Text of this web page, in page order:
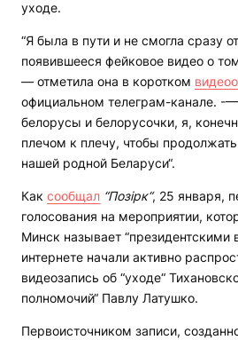
уходе.
“Я была в пути и не смогла сразу
появившееся фейковое видео о
— отметила она в коротком
официальном телеграм-канале. -
белорусы и белорусочки, я,
плечом к плечу, чтобы
нашей родной Беларуси“.
Как сообщал “Позірк“, 25 января,
голосования на мероприятии,
Минск называет “президентскими
интернете начали активно
видеозапись об “уходе“
полномочий“ Павлу Латушко.
Первоисточником записи,